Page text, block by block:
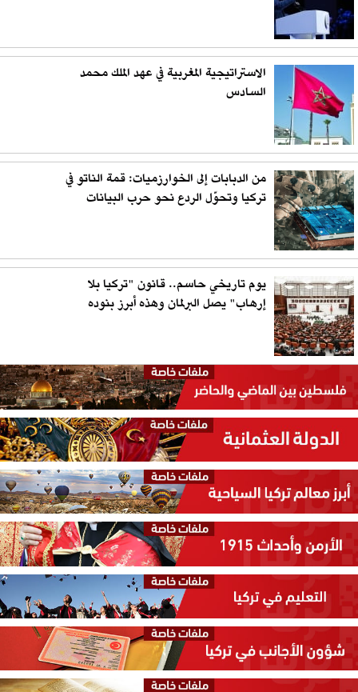
الاستراتيجية المغربية في عهد الملك محمد
السادس
من الدبابات إلى الخوارزميات: قمة الناتو في
تركيا وتحوّل الردع نحو حرب البيانات
يوم تاريخي حاسم.. قانون "تركيا بلا
إرهاب" يصل البرلمان وهذه أبرز بنوده